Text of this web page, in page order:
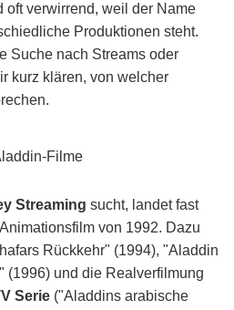
oft verwirrend, weil der Name
Produktionen steht.
Suche nach Streams oder
kurz klären, von welcher
Filme
Streaming sucht, landet fast
von 1992. Dazu
Rückkehr" (1994), "Aladdin
(1996) und die Realverfilmung
Serie ("Aladdins arabische